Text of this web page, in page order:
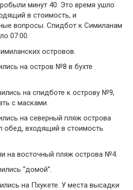
минут 40. Это время ушло
в стоимость, и
вопросы. Спидбот к Симиланам
07:00.
островов.
на остров №8 в бухте
на спидботе к острову №9,
с масками.
на северный пляж острова
входящий в стоимость
на восточный пляж острова №4.
“домой”.
на Пхукете. У места высадки